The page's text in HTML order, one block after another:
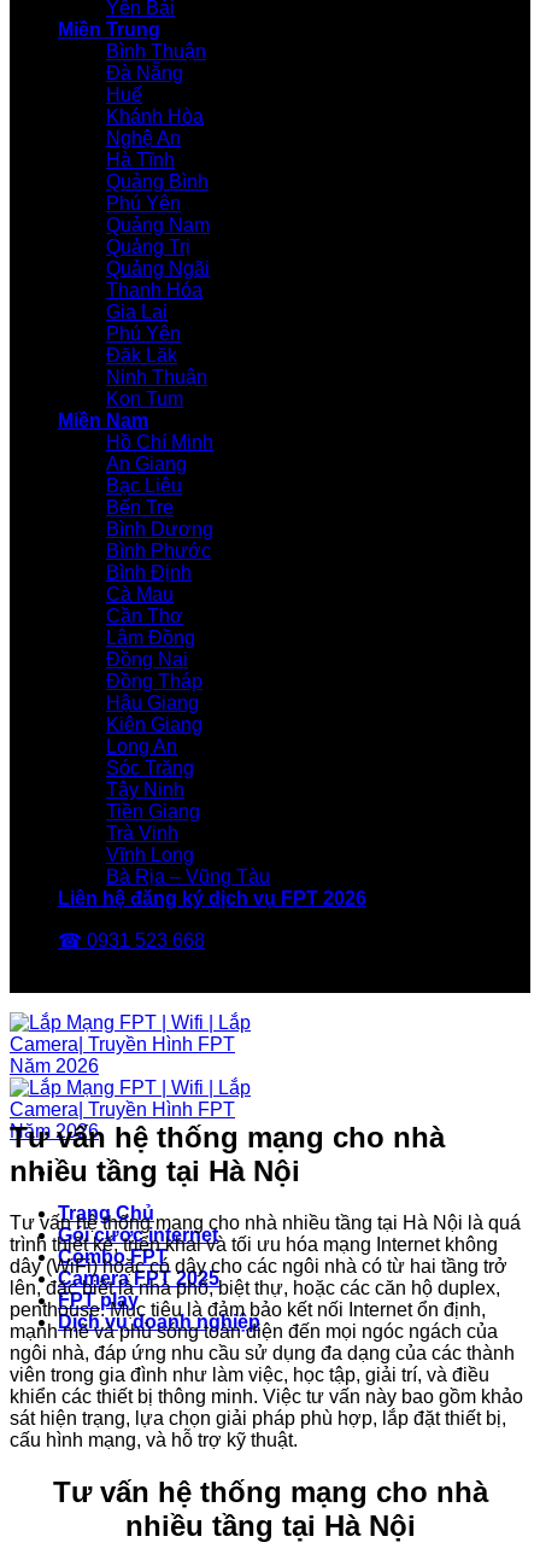
Yên Bái
Miền Trung
Bình Thuận
Đà Nẵng
Huế
Khánh Hòa
Nghệ An
Hà Tĩnh
Quảng Bình
Phú Yên
Quảng Nam
Quảng Trị
Quảng Ngãi
Thanh Hóa
Gia Lai
Phú Yên
Đăk Lăk
Ninh Thuận
Kon Tum
Miền Nam
Hồ Chí Minh
An Giang
Bạc Liêu
Bến Tre
Bình Dương
Bình Phước
Bình Định
Cà Mau
Cần Thơ
Lâm Đồng
Đồng Nai
Đồng Tháp
Hậu Giang
Kiên Giang
Long An
Sóc Trăng
Tây Ninh
Tiền Giang
Trà Vinh
Vĩnh Long
Bà Rịa – Vũng Tàu
Liên hệ đăng ký dịch vụ FPT 2026
☎ 0931 523 668
Trang Chủ
Gói cước internet
Combo FPT
Camera FPT 2025
FPT play
Dịch vụ doanh nghiệp
Tư vấn hệ thống mạng cho nhà
nhiều tầng tại Hà Nội
Tư vấn hệ thống mạng cho nhà nhiều tầng tại Hà Nội là quá
trình thiết kế, triển khai và tối ưu hóa mạng Internet không
dây (WiFi) hoặc có dây cho các ngôi nhà có từ hai tầng trở
lên, đặc biệt là nhà phố, biệt thự, hoặc các căn hộ duplex,
penthouse. Mục tiêu là đảm bảo kết nối Internet ổn định,
mạnh mẽ và phủ sóng toàn diện đến mọi ngóc ngách của
ngôi nhà, đáp ứng nhu cầu sử dụng đa dạng của các thành
viên trong gia đình như làm việc, học tập, giải trí, và điều
khiển các thiết bị thông minh. Việc tư vấn này bao gồm khảo
sát hiện trạng, lựa chọn giải pháp phù hợp, lắp đặt thiết bị,
cấu hình mạng, và hỗ trợ kỹ thuật.
Tư vấn hệ thống mạng cho nhà
nhiều tầng tại Hà Nội